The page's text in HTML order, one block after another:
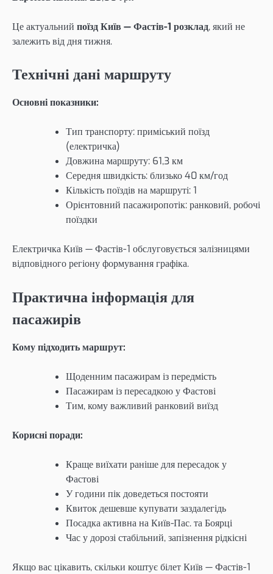
Це актуальний поїзд Київ — Фастів-1 розклад, який не
залежить від дня тижня.
Технічні дані маршруту
Основні показники:
Тип транспорту: приміський поїзд
(електричка)
Довжина маршруту: 61,3 км
Середня швидкість: близько 40 км/год
Кількість поїздів на маршруті: 1
Орієнтовний пасажиропотік: ранковий, робочі
поїздки
Електричка Київ — Фастів-1 обслуговується залізницями
відповідного регіону формування графіка.
Практична інформація для
пасажирів
Кому підходить маршрут:
Щоденним пасажирам із передмість
Пасажирам із пересадкою у Фастові
Тим, кому важливий ранковий виїзд
Корисні поради:
Краще виїхати раніше для пересадок у
Фастові
У години пік доведеться постояти
Квиток дешевше купувати заздалегідь
Посадка активна на Київ-Пас. та Боярці
Час у дорозі стабільний, запізнення рідкісні
Якщо вас цікавить, скільки коштує білет Київ — Фастів-1